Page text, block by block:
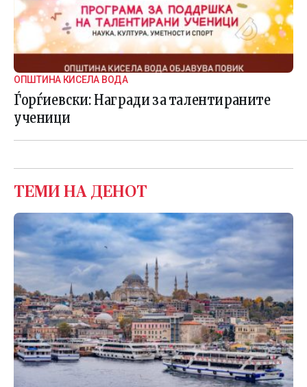
ОПШТИНА КИСЕЛА ВОДА
Ѓорѓиевски: Награди за талентираните
ученици
ТЕМИ НА ДЕНОТ